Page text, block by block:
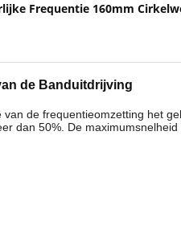
Frequentie 160mm
de Banduitdrijving
de frequentieomzetting het
dan 50%. De